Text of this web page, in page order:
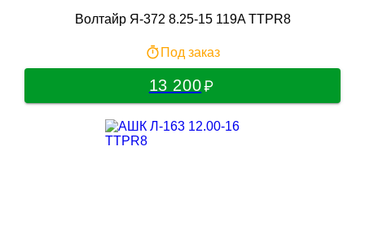
Волтайр Я-372 8.25-15 119A TTPR8
Под заказ
13 200